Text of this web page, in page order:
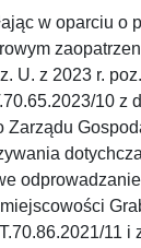
w oparciu o
U. z 2023 r.
10 z
Zarządu
11 i